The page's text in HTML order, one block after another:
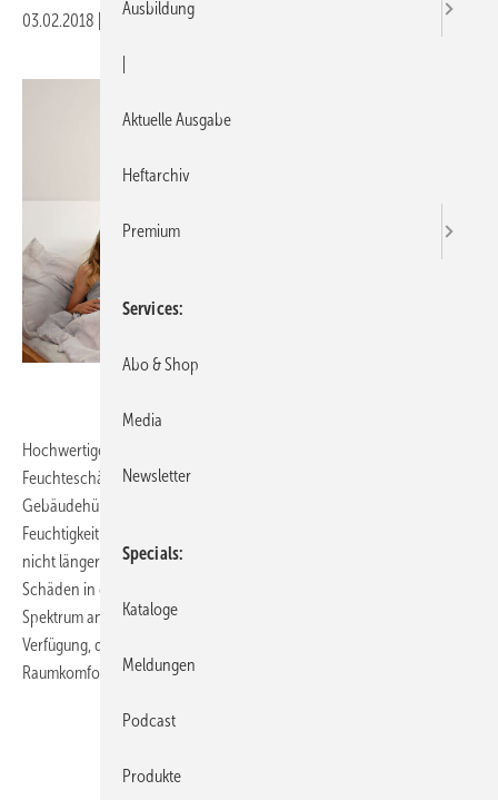
03.02.2018 Druckvorschau
Hochwertige Wandlüfter zum Schutz vor Schimmel und
Feuchteschäden – ideal für Neubau und Sanierung. Moderne
Gebäudehüllen werden zunehmend dichter und führen damit die
Feuchtigkeit und die Schadstoffe, die sich in den Räumen ansammeln,
nicht länger von alleine ab. Ohne eine kontrollierte Lüftung sind
Schäden in der Bausubstanz häufig die Folge. Mit einem breiten
Spektrum an Wandlüftern stellt SIEGENIA leistungsstarke Lösungen zur
Verfügung, die sich für Neubau und Renovierung eignen und mehr
Raumkomfort durch Lüftung und Energieeffizienz schaffen.
Ausbildung
Aktuelle Ausgabe
Heftarchiv
Premium
Services
Abo & Shop
Media
Newsletter
Specials
Kataloge
Meldungen
Podcast
Produkte